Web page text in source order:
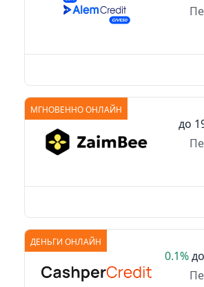
МГНОВЕННО ОНЛАЙН
до
ДЕНЬГИ ОНЛАЙН
0.1%